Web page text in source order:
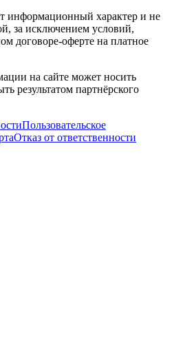
информационный характер и не
за исключением условий,
договоре-оферте на платное
на сайте может носить
результатом партнёрского
Пользовательское
Отказ от ответственности